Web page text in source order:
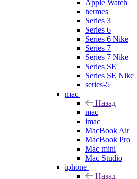
Apple Watch
hermes
Series 3
Series 6
Series 6 Nike
Series 7
Series 7 Nike
Series SE
Series SE Nike
series-5
mac
Назад
mac
imac
MacBook Air
MacBook Pro
Mac mini
Mac Studio
iphone
Назад